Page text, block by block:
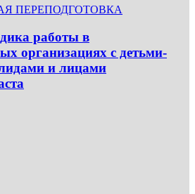
ПЕРЕПОДГОТОВКА
работы в
организациях с детьми-
и лицами